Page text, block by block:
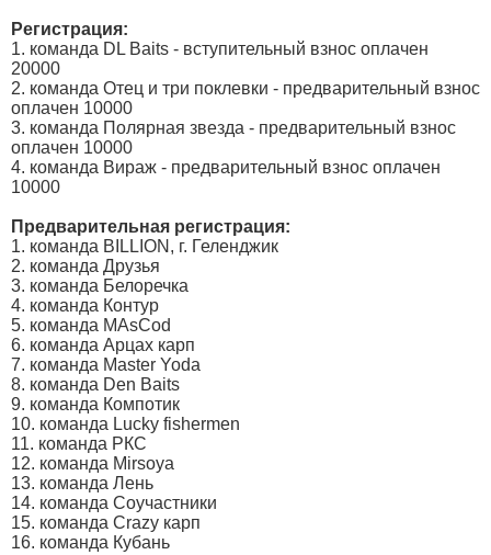
Регистрация:
1. команда DL Baits - вступительный взнос оплачен
20000
2. команда Отец и три поклевки - предварительный взнос
оплачен 10000
3. команда Полярная звезда - предварительный взнос
оплачен 10000
4. команда Вираж - предварительный взнос оплачен
10000
Предварительная регистрация:
1. команда BILLION, г. Геленджик
2. команда Друзья
3. команда Белоречка
4. команда Контур
5. команда MAsCod
6. команда Арцах карп
7. команда Master Yoda
8. команда Den Baits
9. команда Компотик
10. команда Lucky fishermen
11. команда РКС
12. команда Mirsoya
13. команда Лень
14. команда Соучастники
15. команда Crazy карп
16. команда Кубань